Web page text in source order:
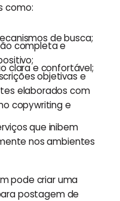
como:
de busca;
completa e
clara e confortável;
objetivas e
elaborados com
copywriting e
que inibem
nos ambientes
pode criar uma
postagem de